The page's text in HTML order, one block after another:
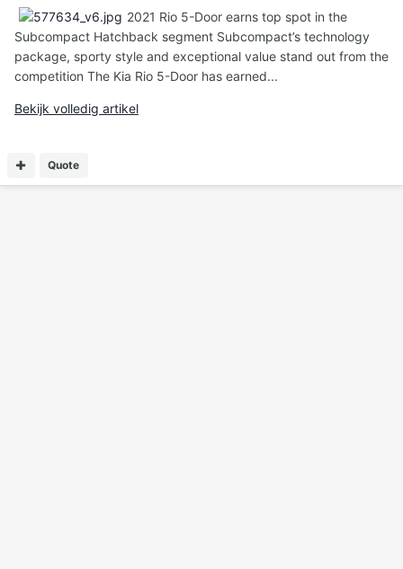
2021 Rio 5-Door earns top spot in the
Subcompact Hatchback segment Subcompact’s technology
package, sporty style and exceptional value stand out from the
competition The Kia Rio 5-Door has earned...
Bekijk volledig artikel
Quote